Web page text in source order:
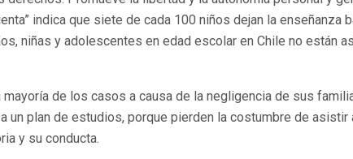
indica que siete de cada 100 niños dejan la enseñanza
niñas y adolescentes en edad escolar en Chile no están
de los casos a causa de la negligencia de sus
plan de estudios, porque pierden la costumbre de asistir
y su conducta.